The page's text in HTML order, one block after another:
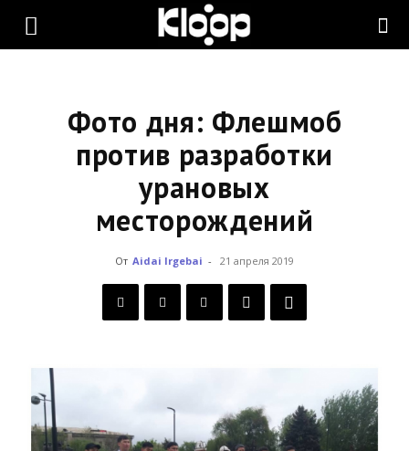
KLOOP.KG
Фото дня: Флешмоб
против разработки
урановых
месторождений
От Aidai Irgebai - 21 апреля 2019